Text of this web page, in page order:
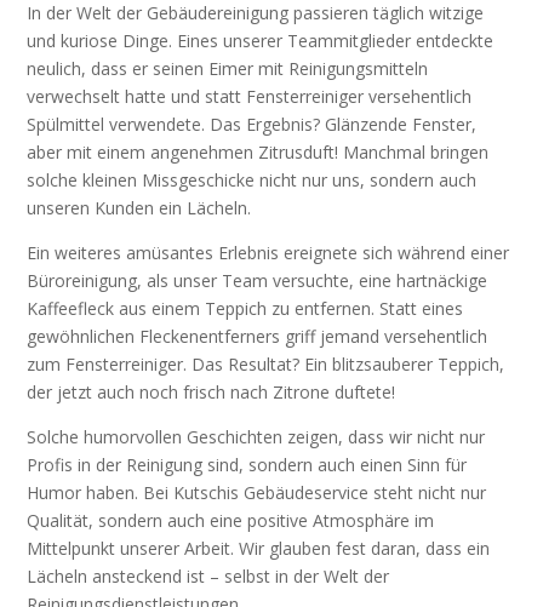
In der Welt der Gebäudereinigung passieren täglich witzige
und kuriose Dinge. Eines unserer Teammitglieder entdeckte
neulich, dass er seinen Eimer mit Reinigungsmitteln
verwechselt hatte und statt Fensterreiniger versehentlich
Spülmittel verwendete. Das Ergebnis? Glänzende Fenster,
aber mit einem angenehmen Zitrusduft! Manchmal bringen
solche kleinen Missgeschicke nicht nur uns, sondern auch
unseren Kunden ein Lächeln.
Ein weiteres amüsantes Erlebnis ereignete sich während einer
Büroreinigung, als unser Team versuchte, eine hartnäckige
Kaffeefleck aus einem Teppich zu entfernen. Statt eines
gewöhnlichen Fleckenentferners griff jemand versehentlich
zum Fensterreiniger. Das Resultat? Ein blitzsauberer Teppich,
der jetzt auch noch frisch nach Zitrone duftete!
Solche humorvollen Geschichten zeigen, dass wir nicht nur
Profis in der Reinigung sind, sondern auch einen Sinn für
Humor haben. Bei Kutschis Gebäudeservice steht nicht nur
Qualität, sondern auch eine positive Atmosphäre im
Mittelpunkt unserer Arbeit. Wir glauben fest daran, dass ein
Lächeln ansteckend ist – selbst in der Welt der